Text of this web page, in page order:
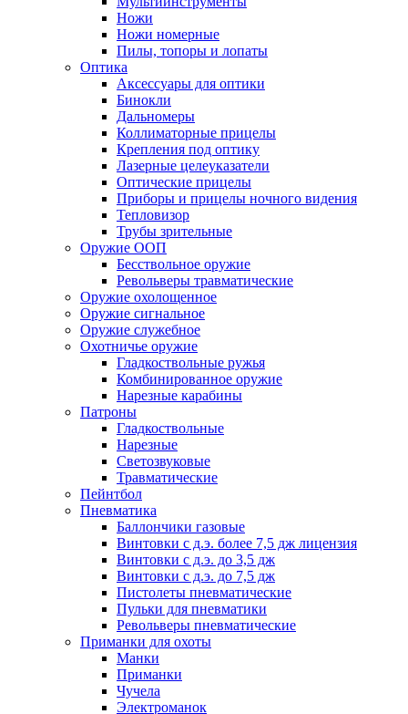
Ножи
Ножи номерные
Пилы, топоры и лопаты
Оптика
Аксессуары для оптики
Бинокли
Дальномеры
Коллиматорные прицелы
Крепления под оптику
Лазерные целеуказатели
Оптические прицелы
Приборы и прицелы ночного видения
Тепловизор
Трубы зрительные
Оружие ООП
Бесствольное оружие
Револьверы травматические
Оружие охолощенное
Оружие сигнальное
Оружие служебное
Охотничье оружие
Гладкоствольные ружья
Комбинированное оружие
Нарезные карабины
Патроны
Гладкоствольные
Нарезные
Светозвуковые
Травматические
Пейнтбол
Пневматика
Баллончики газовые
Винтовки с д.э. более 7,5 дж лицензия
Винтовки с д.э. до 3,5 дж
Винтовки с д.э. до 7,5 дж
Пистолеты пневматические
Пульки для пневматики
Револьверы пневматические
Приманки для охоты
Манки
Приманки
Чучела
Электроманок